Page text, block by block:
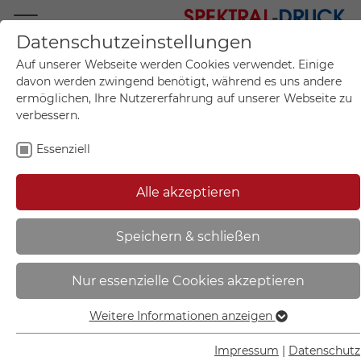
Mo.-Fr. 09:00-17:00
+49 (0)711 55 75 25
Mein Konto
Mein Warenkorb
Sie sind hier: Start
CRISTALLO Infotafel | rahmenlos
aus 2 x 4 mm Sicherheitsglas mit
hochwertigen Edelstahlhaltern -
CR2925
Datenschutzeinstellungen
Auf unserer Webseite werden Cookies verwendet. Einige
davon werden zwingend benötigt, während es uns andere
ermöglichen, Ihre Nutzererfahrung auf unserer Webseite zu
verbessern.
Essenziell
Alle akzeptieren
Speichern & schließen
Nur essenzielle Cookies akzeptieren
Essenziell
Essenzielle Cookies werden für grundlegende Funktionen
Weitere Informationen anzeigen
Impressum Datenschutz